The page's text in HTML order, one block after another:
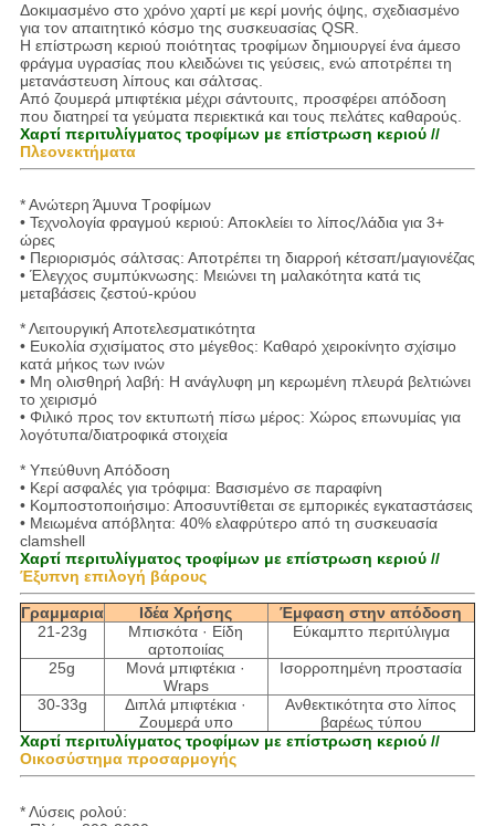
Δοκιμασμένο στο χρόνο χαρτί με κερί μονής όψης, σχεδιασμένο
για τον απαιτητικό κόσμο της συσκευασίας QSR.
Η επίστρωση κεριού ποιότητας τροφίμων δημιουργεί ένα άμεσο
φράγμα υγρασίας που κλειδώνει τις γεύσεις, ενώ αποτρέπει τη
μετανάστευση λίπους και σάλτσας.
Από ζουμερά μπιφτέκια μέχρι σάντουιτς, προσφέρει απόδοση
που διατηρεί τα γεύματα περιεκτικά και τους πελάτες καθαρούς.
Χαρτί περιτυλίγματος τροφίμων με επίστρωση κεριού //
Πλεονεκτήματα
* Ανώτερη Άμυνα Τροφίμων
• Τεχνολογία φραγμού κεριού: Αποκλείει το λίπος/λάδια για 3+
ώρες
• Περιορισμός σάλτσας: Αποτρέπει τη διαρροή κέτσαπ/μαγιονέζας
• Έλεγχος συμπύκνωσης: Μειώνει τη μαλακότητα κατά τις
μεταβάσεις ζεστού-κρύου
* Λειτουργική Αποτελεσματικότητα
• Ευκολία σχισίματος στο μέγεθος: Καθαρό χειροκίνητο σχίσιμο
κατά μήκος των ινών
• Μη ολισθηρή λαβή: Η ανάγλυφη μη κερωμένη πλευρά βελτιώνει
το χειρισμό
• Φιλικό προς τον εκτυπωτή πίσω μέρος: Χώρος επωνυμίας για
λογότυπα/διατροφικά στοιχεία
* Υπεύθυνη Απόδοση
• Κερί ασφαλές για τρόφιμα: Βασισμένο σε παραφίνη
• Κομποστοποιήσιμο: Αποσυντίθεται σε εμπορικές εγκαταστάσεις
• Μειωμένα απόβλητα: 40% ελαφρύτερο από τη συσκευασία
clamshell
Χαρτί περιτυλίγματος τροφίμων με επίστρωση κεριού //
Έξυπνη επιλογή βάρους
Γραμμαρια Ιδέα Χρήσης
Έμφαση στην απόδοση
21-23g
Μπισκότα · Είδη
αρτοποιίας
Εύκαμπτο περιτύλιγμα
25g
Μονά μπιφτέκια ·
Wraps
Ισορροπημένη προστασία
30-33g
Διπλά μπιφτέκια ·
Ζουμερά υπο
Ανθεκτικότητα στο λίπος
βαρέως τύπου
Χαρτί περιτυλίγματος τροφίμων με επίστρωση κεριού //
Οικοσύστημα προσαρμογής
* Λύσεις ρολού: